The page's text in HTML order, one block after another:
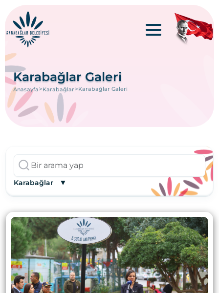
Karabağlar Galeri
Anasayfa>Karabağlar>Karabağlar Galeri
Karabağlar ▼